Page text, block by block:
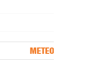
METEO